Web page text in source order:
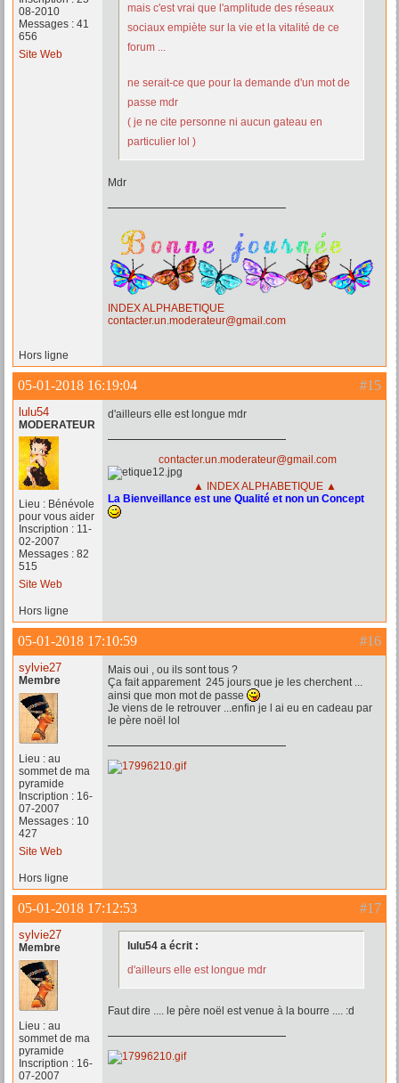
08-2010
Messages : 41
656
Site Web
mais c'est vrai que l'amplitude des réseaux
sociaux empiète sur la vie et la vitalité de ce
forum ...
ne serait-ce que pour la demande d'un mot de
passe mdr
( je ne cite personne ni aucun gateau en
particulier lol )
Mdr
INDEX ALPHABETIQUE
contacter.un.moderateur@gmail.com
Hors ligne
#15
05-01-2018 16:19:04
lulu54
MODERATEUR
Lieu : Bénévole
pour vous aider
Inscription : 11-
02-2007
Messages : 82
515
Site Web
d'ailleurs elle est longue mdr
contacter.un.moderateur@gmail.com
▲ INDEX ALPHABETIQUE ▲
La Bienveillance est une Qualité et non un Concept
Hors ligne
#16
05-01-2018 17:10:59
sylvie27
Membre
Lieu : au
sommet de ma
pyramide
Inscription : 16-
07-2007
Messages : 10
427
Site Web
Mais oui , ou ils sont tous ?
Ça fait apparement 245 jours que je les cherchent ...
ainsi que mon mot de passe
Je viens de le retrouver ...enfin je l ai eu en cadeau par
le père noël lol
Hors ligne
#17
05-01-2018 17:12:53
sylvie27
Membre
Lieu : au
sommet de ma
pyramide
Inscription : 16-
07-2007
lulu54 a écrit :
d'ailleurs elle est longue mdr
Faut dire .... le père noël est venue à la bourre .... :d